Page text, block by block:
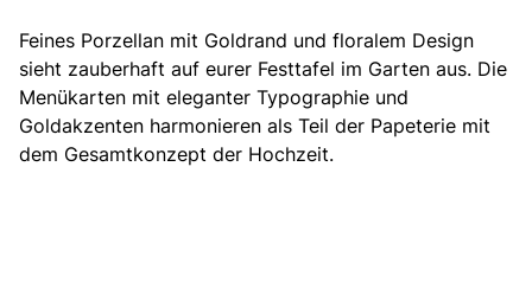
Feines Porzellan mit Goldrand und floralem Design
sieht zauberhaft auf eurer Festtafel im Garten aus. Die
Menükarten mit eleganter Typographie und
Goldakzenten harmonieren als Teil der Papeterie mit
dem Gesamtkonzept der Hochzeit.